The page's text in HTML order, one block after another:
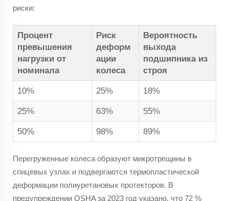
риски:
Процент
превышения
нагрузки от
номинала
Риск
деформ
ации
колеса
Вероятность
выхода
подшипника из
строя
10% 25% 18%
25% 63% 55%
50% 98% 89%
Перегруженные колеса образуют микротрещины в
спицевых узлах и подвергаются термопластической
деформации полиуретановых протекторов. В
предупреждении OSHA за 2023 год указано, что 72 %